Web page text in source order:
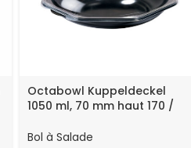
Octabowl Kuppeldeckel
1050 ml, 70 mm haut 170 /
Bol à Salade